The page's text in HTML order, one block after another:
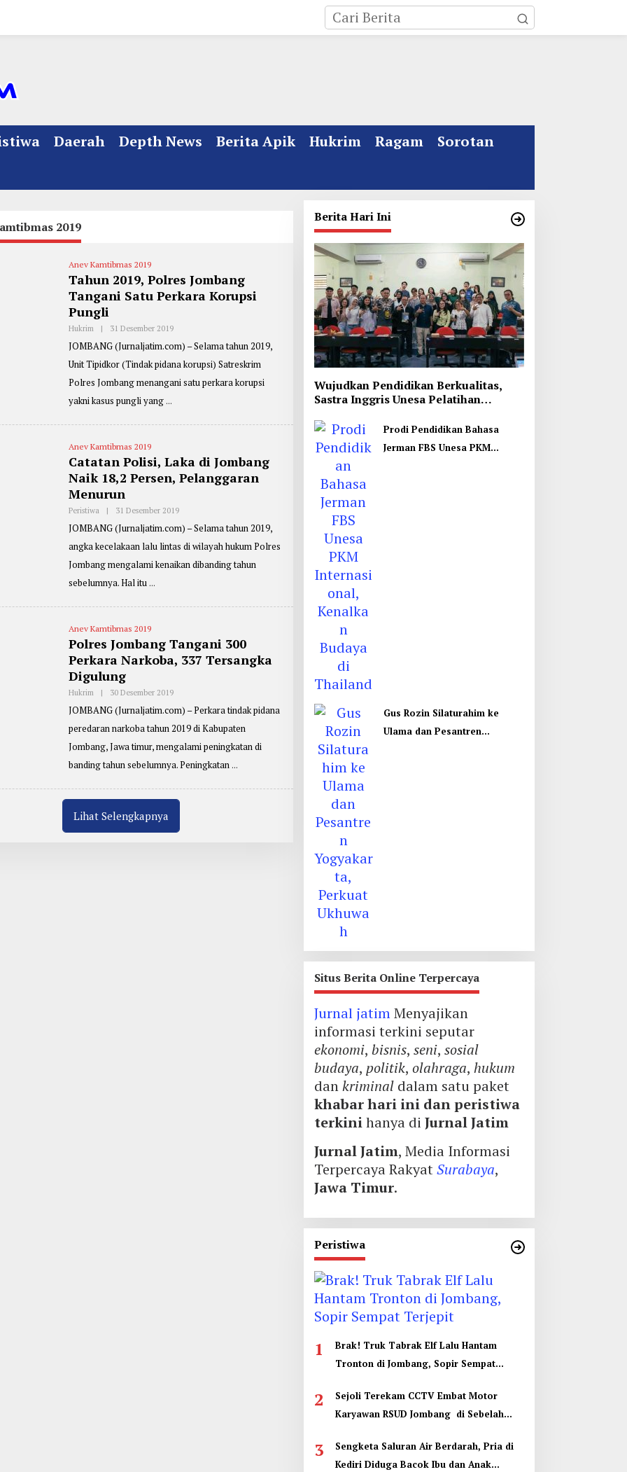
Daerah Depth News Berita Apik Hukrim Ragam
Sorotan
2019
Anev Kamtibmas 2019
Tahun 2019, Polres Jombang
Tangani Satu Perkara Korupsi
Pungli
Hukrim | 31 Desember 2019O
E
R
P
E
A
N
A
R
I
F
N
JOMBANG (Jurnaljatim.com) – Selama tahun 2019,
Unit Tipidkor (Tindak pidana korupsi) Satreskrim
Polres Jombang menangani satu perkara korupsi
yakni kasus pungli yang
Anev Kamtibmas 2019
Catatan Polisi, Laka di Jombang
Naik 18,2 Persen, Pelanggaran
Menurun
Peristiwa | 31 Desember 2019O
E
R
P
E
A
N
R
I
F
N
JOMBANG (Jurnaljatim.com) – Selama tahun 2019,
angka kecelakaan lalu lintas di wilayah hukum Polres
Jombang mengalami kenaikan dibanding tahun
sebelumnya. Hal itu
Anev Kamtibmas 2019
Polres Jombang Tangani 300
Perkara Narkoba, 337 Tersangka
Digulung
Hukrim | 30 Desember 2019O
E
R
P
O
R
E
R
A
JOMBANG (Jurnaljatim.com) – Perkara tindak pidana
peredaran narkoba tahun 2019 di Kabupaten
Jombang, Jawa timur, mengalami peningkatan di
banding tahun sebelumnya. Peningkatan
Lihat Selengkapnya
Berita Hari Ini
Wujudkan Pendidikan Berkualitas,
Sastra Inggris Unesa Pelatihan
Prodi Pendidikan Bahasa
Jerman FBS Unesa PKM
Gus Rozin Silaturahim ke
Ulama dan Pesantren
Situs Berita Online Terpercaya
Jurnal jatimMenyajikan
informasi terkini seputar
ekonomi, bisnis, seni, sosial
budaya, politik, olahraga, hukum
dankriminaldalam satu paket
khabar hari ini dan peristiwa
terkinihanya di Jurnal Jatim
Jurnal Jatim, Media Informasi
Terpercaya RakyatSurabaya,
Jawa Timur.
Peristiwa
1
Brak! Truk Tabrak Elf Lalu Hantam
Tronton di Jombang, Sopir Sempat
2
Sejoli Terekam CCTV Embat Motor
Karyawan RSUD Jombang di Sebelah
3
Sengketa Saluran Air Berdarah, Pria di
Kediri Diduga Bacok Ibu dan Anak